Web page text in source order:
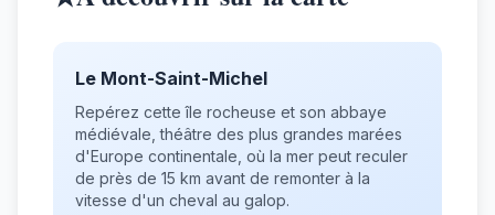
Le Mont-Saint-Michel
Repérez cette île rocheuse et son abbaye
médiévale, théâtre des plus grandes marées
d'Europe continentale, où la mer peut reculer
de près de 15 km avant de remonter à la
vitesse d'un cheval au galop.